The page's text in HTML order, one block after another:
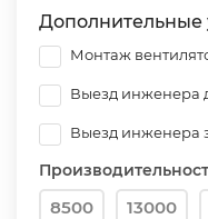
Дополнительные
Монтаж
Выезд инженера
Выезд инженера
8500 13000